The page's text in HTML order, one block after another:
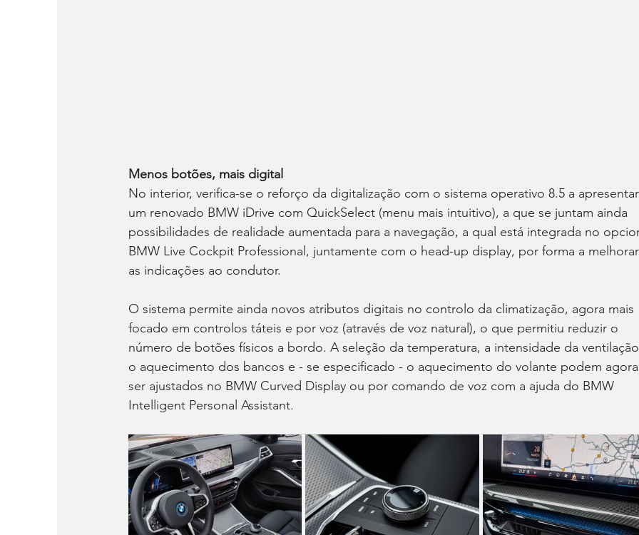
Menos botões, mais digital
No interior, verifica-se o reforço da digitalização com o sistema operativo 8.5 a
um renovado BMW iDrive com QuickSelect (menu mais intuitivo), a que se juntam ainda
possibilidades de realidade aumentada para a navegação, a qual está integrada no
BMW Live Cockpit Professional, juntamente com o head-up display, por forma a
as indicações ao condutor.
O sistema permite ainda novos atributos digitais no controlo da climatização, agora mais
focado em controlos táteis e por voz (através de voz natural), o que permitiu reduzir o
número de botões físicos a bordo. A seleção da temperatura, a intensidade da
o aquecimento dos bancos e - se especificado - o aquecimento do volante podem
ser ajustados no BMW Curved Display ou por comando de voz com a ajuda do BMW
Intelligent Personal Assistant.